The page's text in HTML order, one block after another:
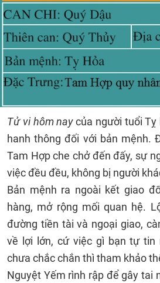
Tử vi hôm naycủa người tuổi Tỵ
hanh thông đối với bản mệnh.
Tam Hợp che chở đến đấy, sự
việc đều đều, không bị người
Bản mệnh ra ngoài kết giao
hàng, mở rộng mối quan hệ.
đường tiền tài và ngoại giao,
về lợi lớn, cứ việc gì bạn tự tin
chưa chắc chắn thì tham khảo
Nguyệt Yếm rình rập để gây tai